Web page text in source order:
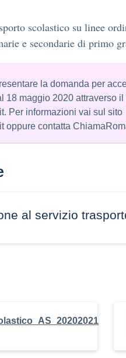
scolastico su linee
e secondarie di primo
la domanda per
18 maggio 2020 attraverso il
Per informazioni vai sul sito
oppure contatta
al servizio